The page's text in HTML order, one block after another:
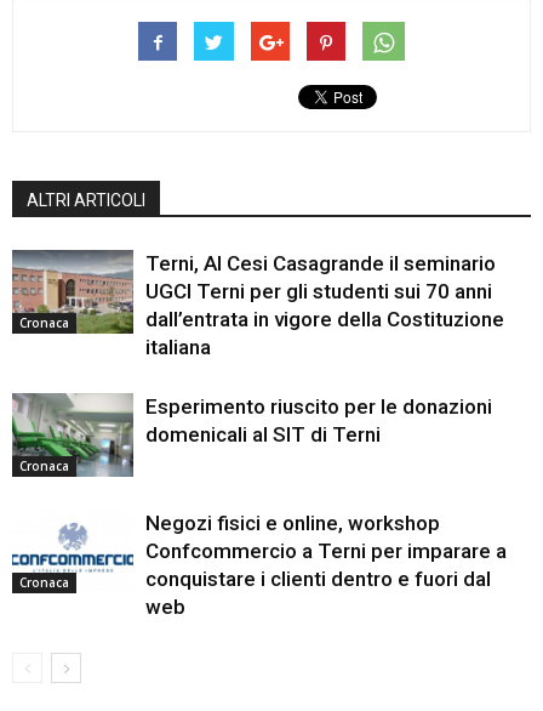
ALTRI ARTICOLI
Cronaca
Terni, Al Cesi Casagrande il seminario
UGCI Terni per gli studenti sui 70 anni
dall’entrata in vigore della Costituzione
italiana
Cronaca
Esperimento riuscito per le donazioni
domenicali al SIT di Terni
Cronaca
Negozi fisici e online, workshop
Confcommercio a Terni per imparare a
conquistare i clienti dentro e fuori dal
web